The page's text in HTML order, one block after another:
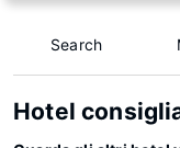
Search
Hotel